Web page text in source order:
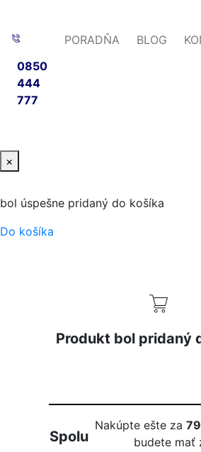
0850
444
777
PORADŇA BLOG
×
bol úspešne pridaný do košíka
Do košíka
Produkt bol pridaný
Spolu
Nakúpte ešte za
budete mať